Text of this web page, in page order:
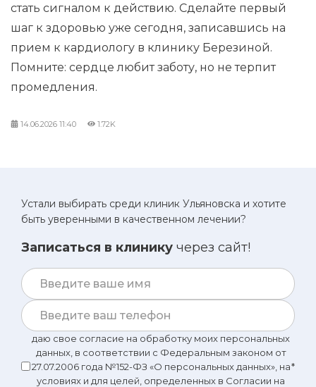
стать сигналом к действию. Сделайте первый
шаг к здоровью уже сегодня, записавшись на
прием к кардиологу в клинику Березиной.
Помните: сердце любит заботу, но не терпит
промедления.
14.06.2026 11:40 1.72K
Устали выбирать среди клиник Ульяновска и хотите
быть уверенными в качественном лечении?
Записаться в клинику через сайт!
даю свое согласие на обработку моих персональных
данных, в соответствии с Федеральным законом от
27.07.2006 года №152-ФЗ «О персональных данных», на
условиях и для целей, определенных в Согласии на
*